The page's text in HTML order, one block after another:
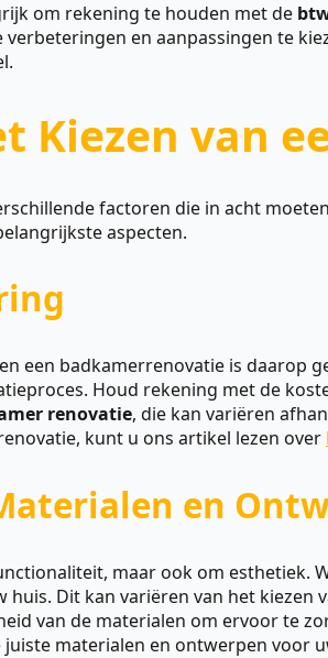
om rekening te houden met de
en aanpassingen te
Kiezen van
factoren die in acht
aspecten.
een badkamerrenovatie is daarop
Houd rekening met de
renovatie, die kan variëren
kunt u ons artikel lezen over
en
maar ook om esthetiek.
Dit kan variëren van het
van de materialen om ervoor te
materialen en ontwerpen voor